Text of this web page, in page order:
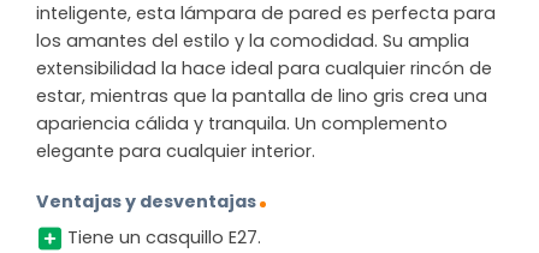
inteligente, esta lámpara de pared es perfecta para
los amantes del estilo y la comodidad. Su amplia
extensibilidad la hace ideal para cualquier rincón de
estar, mientras que la pantalla de lino gris crea una
apariencia cálida y tranquila. Un complemento
elegante para cualquier interior.
Ventajas y desventajas
Tiene un casquillo E27.